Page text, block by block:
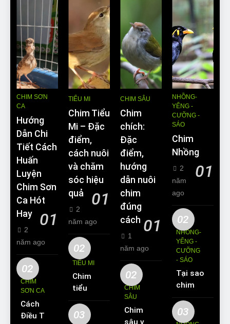
CHIM SƠN
CA
Hướng
Dẫn Chi
Tiết Cách
Huấn
Luyện
Chim Sơn
Ca Hót
Hay
01
2
năm ago
02
CHIM
SƠN CA
Cách
Điều Trị
TIỂU MI
Chim Tiểu
Mi – Đặc
điểm,
cách nuôi
và chăm
sóc hiệu
quả
01
2
năm ago
02
TIỂU MI
Chim
tiểu mi
ăn gì?
Kinh
03
CHIM SÂU
Chim
chích:
Đặc
điểm,
hướng
dẫn nuôi
chim
đúng
cách 01
1
năm ago
02
CHIM
SÂU
Chim
sâu và
NHỒNG-
YỂNG -
CƯỠNG -
SÁO
Chim
Nhồng
01
2
năm
ago
02
NHỒNG-
YỂNG -
CƯỠNG
- SÁO
Tại sao
chim
Sáo lại
được
yêu
03